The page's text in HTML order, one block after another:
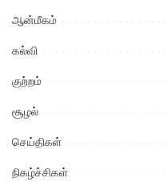
ஆன்மீகம்
கல்வி
குற்றம்
சூழல்
செய்திகள்
நிகழ்ச்சிகள்